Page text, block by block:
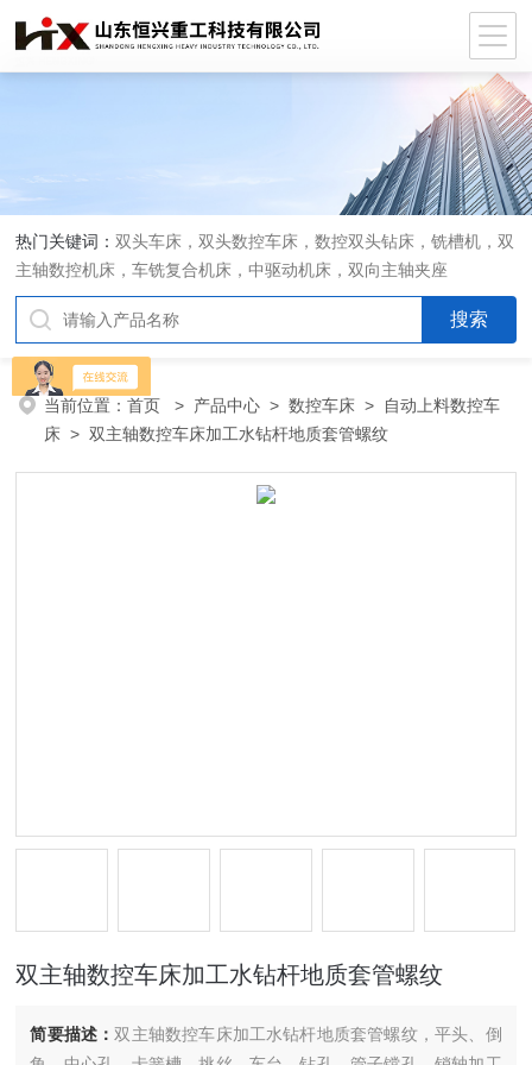
热门关键词：双头车床，双头数控车床，数控双头钻床，铣槽机，双
主轴数控机床，车铣复合机床，中驱动机床，双向主轴夹座
当前位置：首页 > 产品中心 >数控车床 > 自动上料数控车
床 > 双主轴数控车床加工水钻杆地质套管螺纹
双主轴数控车床加工水钻杆地质套管螺纹
简要描述：双主轴数控车床加工水钻杆地质套管螺纹，平头、倒